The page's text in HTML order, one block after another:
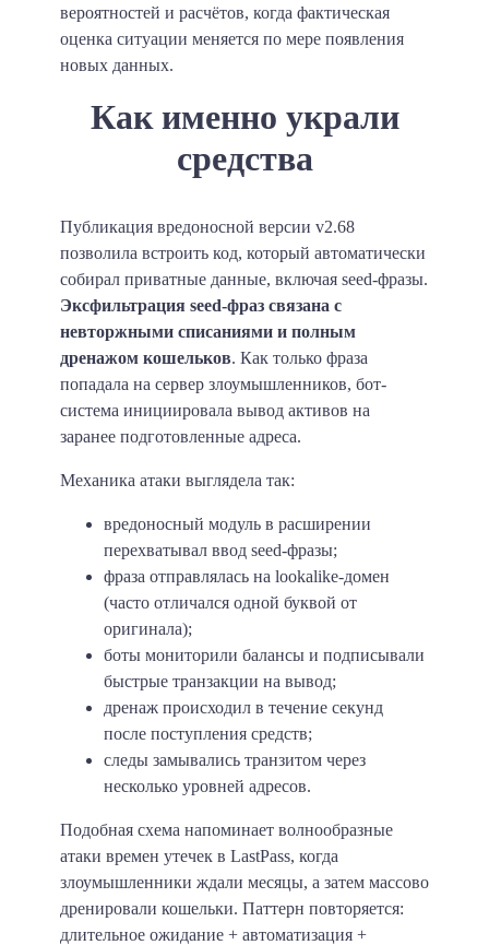
вероятностей и расчётов, когда фактическая
оценка ситуации меняется по мере появления
новых данных.
Как именно украли
средства
Публикация вредоносной версии v2.68
позволила встроить код, который автоматически
собирал приватные данные, включая seed-фразы.
Эксфильтрация seed-фраз связана с
невторжными списаниями и полным
дренажом кошельков. Как только фраза
попадала на сервер злоумышленников, бот-
система инициировала вывод активов на
заранее подготовленные адреса.
Механика атаки выглядела так:
вредоносный модуль в расширении
перехватывал ввод seed-фразы;
фраза отправлялась на lookalike-домен
(часто отличался одной буквой от
оригинала);
боты мониторили балансы и подписывали
быстрые транзакции на вывод;
дренаж происходил в течение секунд
после поступления средств;
следы замывались транзитом через
несколько уровней адресов.
Подобная схема напоминает волнообразные
атаки времен утечек в LastPass, когда
злоумышленники ждали месяцы, а затем массово
дренировали кошельки. Паттерн повторяется:
длительное ожидание + автоматизация +